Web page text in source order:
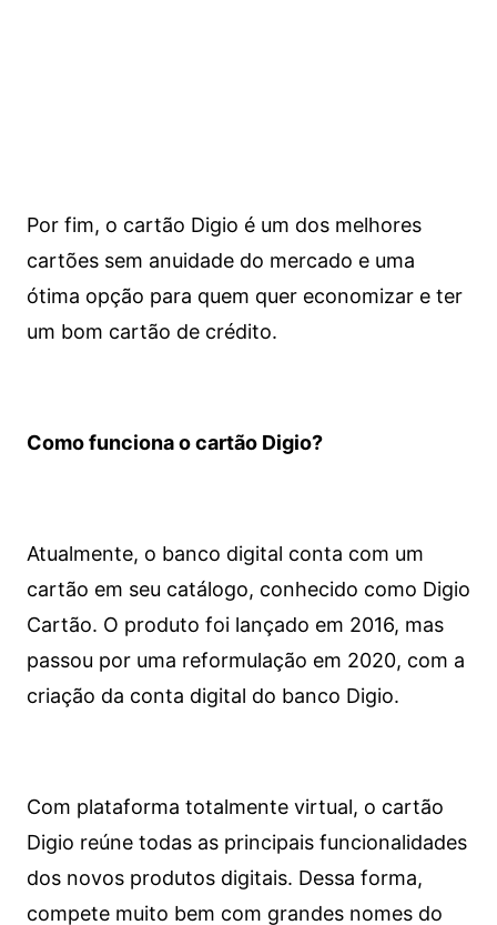
Por fim, o cartão Digio é um dos melhores
cartões sem anuidade do mercado e uma
ótima opção para quem quer economizar e ter
um bom cartão de crédito.
Como funciona o cartão Digio?
Atualmente, o banco digital conta com um
cartão em seu catálogo, conhecido como Digio
Cartão. O produto foi lançado em 2016, mas
passou por uma reformulação em 2020, com a
criação da conta digital do banco Digio.
Com plataforma totalmente virtual, o cartão
Digio reúne todas as principais funcionalidades
dos novos produtos digitais. Dessa forma,
compete muito bem com grandes nomes do